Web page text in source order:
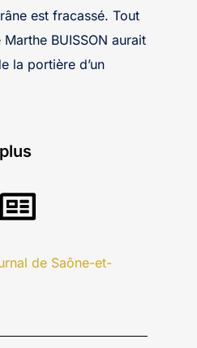
est fracassé. Tout
BUISSON aurait
la portière d’un
de Saône-et-